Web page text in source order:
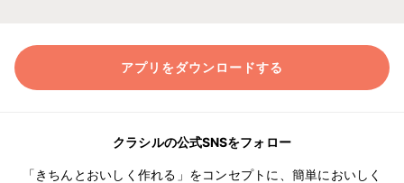
アプリをダウンロードする
クラシルの公式SNSをフォロー
「きちんとおいしく作れる」をコンセプトに、簡単においしく